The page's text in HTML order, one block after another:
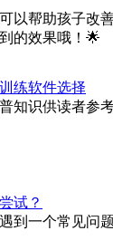
以帮助孩子改
的效果哦！🌟
练软件选择
知识供读者参
试？
到一个常见问